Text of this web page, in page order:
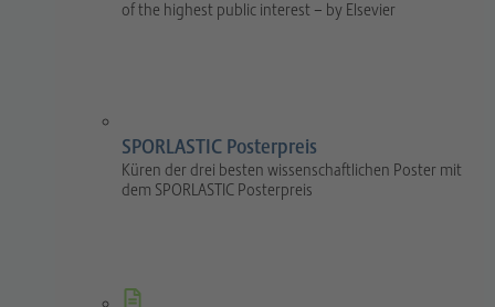
of the highest public interest – by Elsevier
SPORLASTIC Posterpreis
Küren der drei besten wissenschaftlichen Poster mit
dem SPORLASTIC Posterpreis